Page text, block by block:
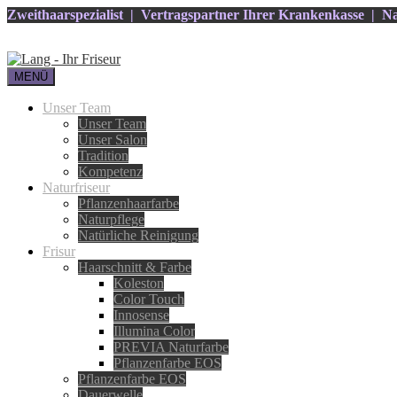
Zweithaarspezialist | Vertragspartner Ihrer Krankenkasse |
MENÜ
Unser Team
Unser Team
Unser Salon
Tradition
Kompetenz
Naturfriseur
Pflanzenhaarfarbe
Naturpflege
Natürliche Reinigung
Frisur
Haarschnitt & Farbe
Koleston
Color Touch
Innosense
Illumina Color
PREVIA Naturfarbe
Pflanzenfarbe EOS
Pflanzenfarbe EOS